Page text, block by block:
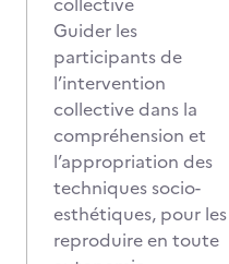
Guider les
participants de
l’intervention
collective dans la
compréhension et
l’appropriation des
techniques socio-
esthétiques, pour les
reproduire en toute